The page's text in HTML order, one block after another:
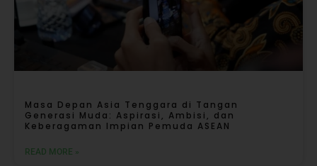
Masa Depan Asia Tenggara di Tangan
Generasi Muda: Aspirasi, Ambisi, dan
Keberagaman Impian Pemuda ASEAN
READ MORE »